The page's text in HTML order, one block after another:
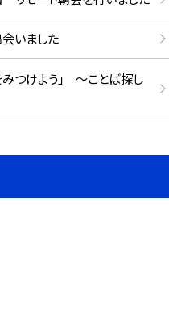
いました
つけよう」 ～ことば探し